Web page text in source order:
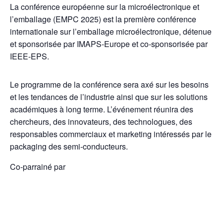
La conférence européenne sur la microélectronique et
l’emballage (EMPC 2025) est la première conférence
internationale sur l’emballage microélectronique, détenue
et sponsorisée par IMAPS-Europe et co-sponsorisée par
IEEE-EPS.
Le programme de la conférence sera axé sur les besoins
et les tendances de l’industrie ainsi que sur les solutions
académiques à long terme. L’événement réunira des
chercheurs, des innovateurs, des technologues, des
responsables commerciaux et marketing intéressés par le
packaging des semi-conducteurs.
Co-parrainé par